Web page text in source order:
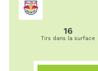
16
Tirs dans la surface